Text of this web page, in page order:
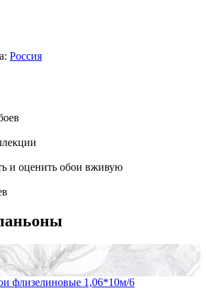
Россия
и оценить обои вживую
флизелиновые 1,06*10м/6